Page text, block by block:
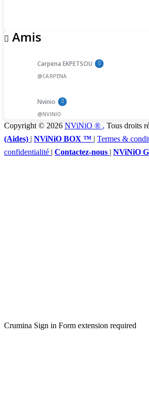
Amis
Carpena EKPETSOU
@CARPENA
Nvinio
@NVINIO
Copyright © 2026 NViNiO ® , Tous droits
(Aides) | NViNiO BOX ™ | Termes &
confidentialité | Contactez-nous | NViNiO
Crumina Sign in Form extension required